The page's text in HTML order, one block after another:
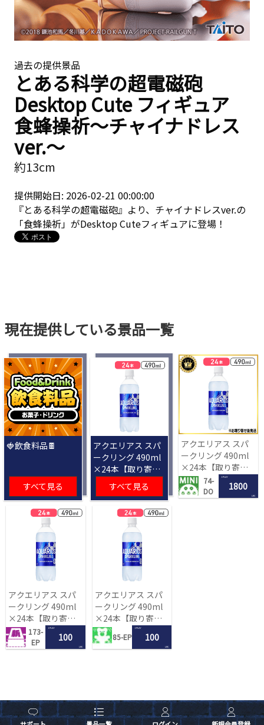
過去の提供景品
とある科学の超電磁砲
Desktop Cute フィギュア
食蜂操祈〜チャイナドレス
ver.〜
約13cm
提供開始日: 2026-02-21 00:00:00
『とある科学の超電磁砲』より、チャイナドレスver.の
「食蜂操祈」がDesktop Cuteフィギュアに登場！
現在提供している景品一覧
🍓飲食料品🍫
すべて見る
アクエリアス スパ
ークリング 490ml
×24本【取り寄せ
入荷後次第発送】
すべて見る
アクエリアス スパ
ークリング 490ml
×24本【取り寄せ
入荷後次第発送】
74-
DO
1 PLAY
1800
LRC
アクエリアス スパ
ークリング 490ml
×24本【取り寄せ
入荷後次第発送】
173-
EP
1 PLAY
100
LRC
アクエリアス スパ
ークリング 490ml
×24本【取り寄せ
入荷後次第発送】
85-EP
1 PLAY
100
LRC